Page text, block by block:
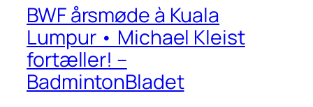
BWF årsmøde à Kuala
Lumpur • Michael Kleist
fortæller! –
BadmintonBladet